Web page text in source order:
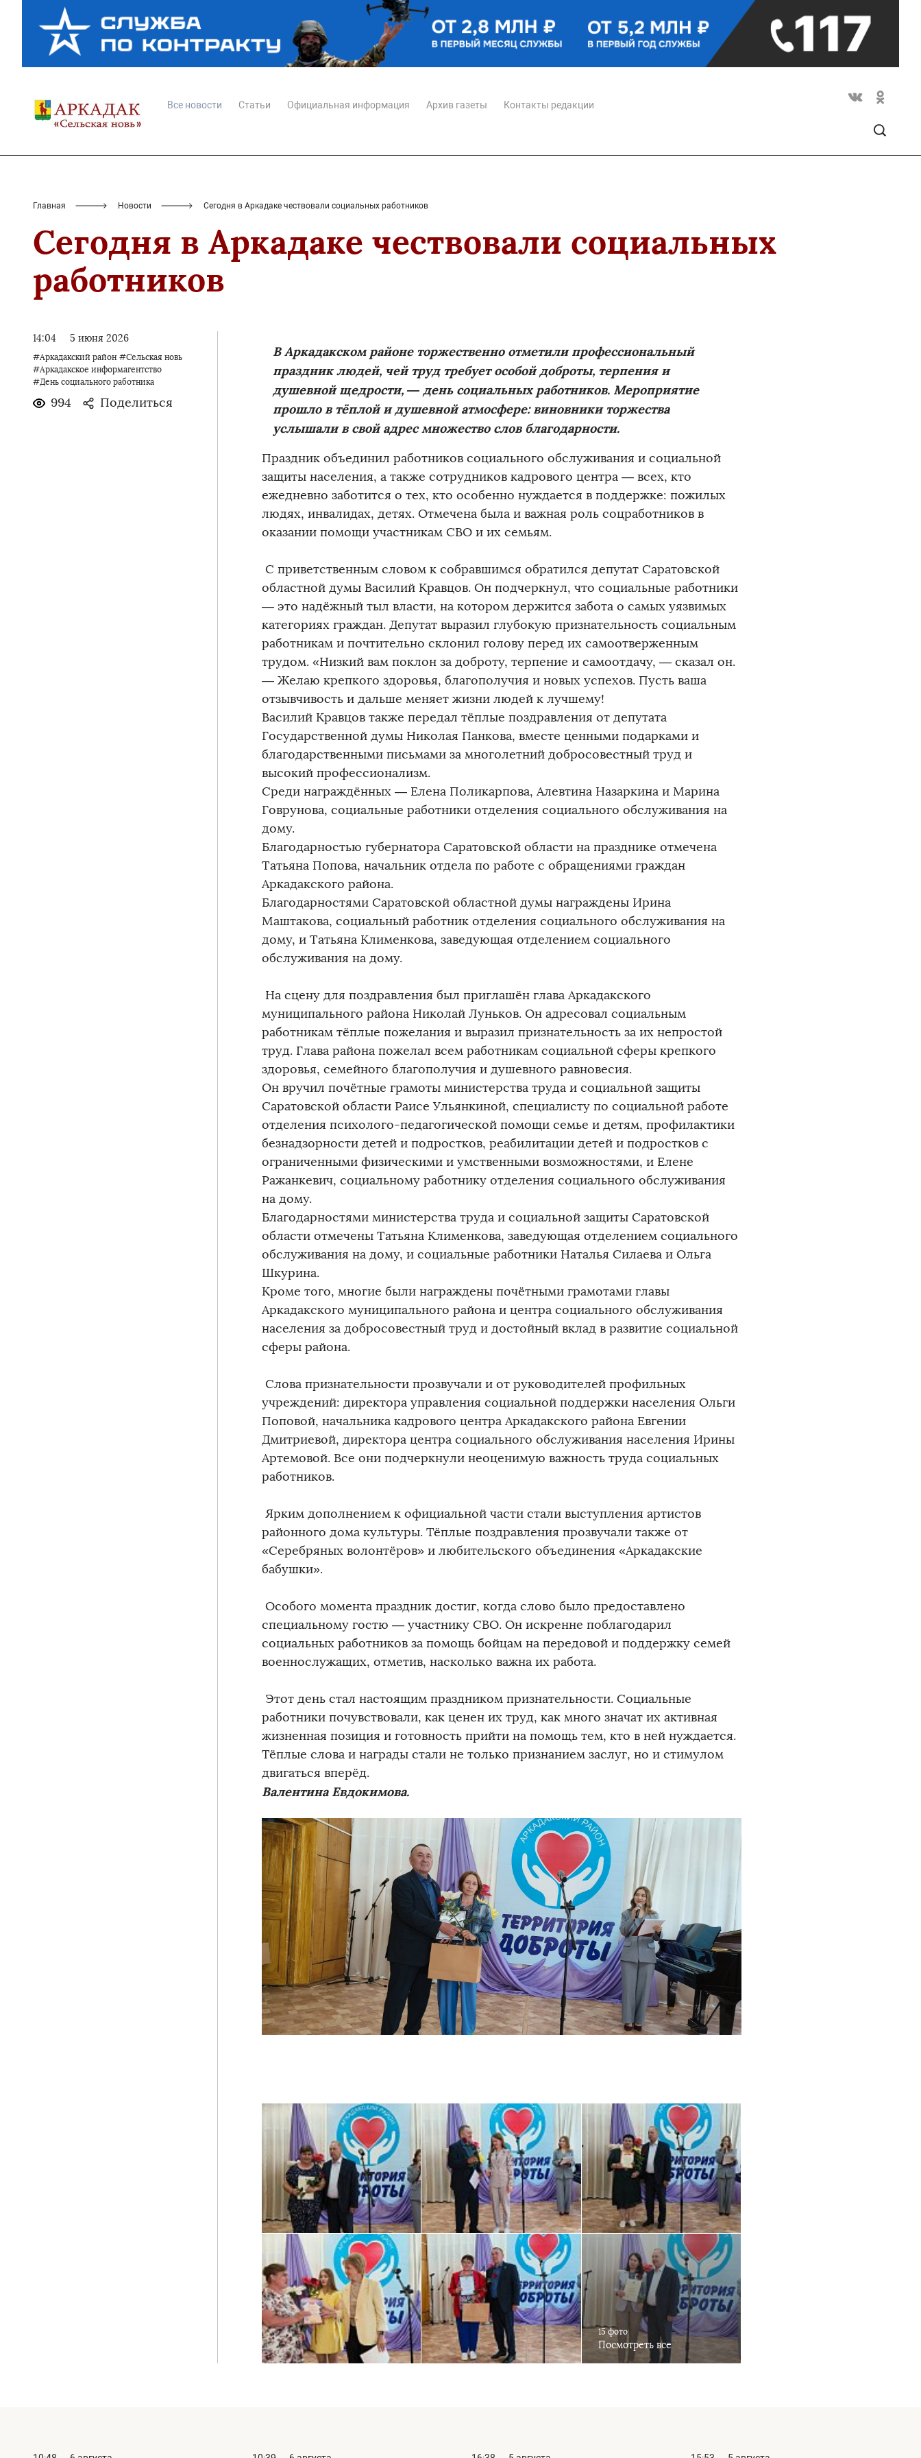
Все новости Статьи Официальная информация Архив газеты Контакты редакции
Главная Новости Сегодня в Аркадаке чествовали социальных работников
Сегодня в Аркадаке чествовали социальных
работников
14:04 5 июня 2026
#Аркадакский район #Сельская новь
#Аркадакское информагентство
#День социального работника
994 Поделиться
В Аркадакском районе торжественно отметили профессиональный
праздник людей, чей труд требует особой доброты, терпения и
душевной щедрости, — день социальных работников. Мероприятие
прошло в тёплой и душевной атмосфере: виновники торжества
услышали в свой адрес множество слов благодарности.
Праздник объединил работников социального обслуживания и социальной
защиты населения, а также сотрудников кадрового центра — всех, кто
ежедневно заботится о тех, кто особенно нуждается в поддержке: пожилых
людях, инвалидах, детях. Отмечена была и важная роль соцработников в
оказании помощи участникам СВО и их семьям.
С приветственным словом к собравшимся обратился депутат Саратовской
областной думы Василий Кравцов. Он подчеркнул, что социальные работники
— это надёжный тыл власти, на котором держится забота о самых уязвимых
категориях граждан. Депутат выразил глубокую признательность социальным
работникам и почтительно склонил голову перед их самоотверженным
трудом. «Низкий вам поклон за доброту, терпение и самоотдачу, — сказал он.
— Желаю крепкого здоровья, благополучия и новых успехов. Пусть ваша
отзывчивость и дальше меняет жизни людей к лучшему!
Василий Кравцов также передал тёплые поздравления от депутата
Государственной думы Николая Панкова, вместе ценными подарками и
благодарственными письмами за многолетний добросовестный труд и
высокий профессионализм.
Среди награждённых — Елена Поликарпова, Алевтина Назаркина и Марина
Говрунова, социальные работники отделения социального обслуживания на
дому.
Благодарностью губернатора Саратовской области на празднике отмечена
Татьяна Попова, начальник отдела по работе с обращениями граждан
Аркадакского района.
Благодарностями Саратовской областной думы награждены Ирина
Маштакова, социальный работник отделения социального обслуживания на
дому, и Татьяна Клименкова, заведующая отделением социального
обслуживания на дому.
На сцену для поздравления был приглашён глава Аркадакского
муниципального района Николай Луньков. Он адресовал социальным
работникам тёплые пожелания и выразил признательность за их непростой
труд. Глава района пожелал всем работникам социальной сферы крепкого
здоровья, семейного благополучия и душевного равновесия.
Он вручил почётные грамоты министерства труда и социальной защиты
Саратовской области Раисе Ульянкиной, специалисту по социальной работе
отделения психолого-педагогической помощи семье и детям, профилактики
безнадзорности детей и подростков, реабилитации детей и подростков с
ограниченными физическими и умственными возможностями, и Елене
Ражанкевич, социальному работнику отделения социального обслуживания
на дому.
Благодарностями министерства труда и социальной защиты Саратовской
области отмечены Татьяна Клименкова, заведующая отделением социального
обслуживания на дому, и социальные работники Наталья Силаева и Ольга
Шкурина.
Кроме того, многие были награждены почётными грамотами главы
Аркадакского муниципального района и центра социального обслуживания
населения за добросовестный труд и достойный вклад в развитие социальной
сферы района.
Слова признательности прозвучали и от руководителей профильных
учреждений: директора управления социальной поддержки населения Ольги
Поповой, начальника кадрового центра Аркадакского района Евгении
Дмитриевой, директора центра социального обслуживания населения Ирины
Артемовой. Все они подчеркнули неоценимую важность труда социальных
работников.
Ярким дополнением к официальной части стали выступления артистов
районного дома культуры. Тёплые поздравления прозвучали также от
«Серебряных волонтёров» и любительского объединения «Аркадакские
бабушки».
Особого момента праздник достиг, когда слово было предоставлено
специальному гостю — участнику СВО. Он искренне поблагодарил
социальных работников за помощь бойцам на передовой и поддержку семей
военнослужащих, отметив, насколько важна их работа.
Этот день стал настоящим праздником признательности. Социальные
работники почувствовали, как ценен их труд, как много значат их активная
жизненная позиция и готовность прийти на помощь тем, кто в ней нуждается.
Тёплые слова и награды стали не только признанием заслуг, но и стимулом
двигаться вперёд.
Валентина Евдокимова.
15 фото
Посмотреть все